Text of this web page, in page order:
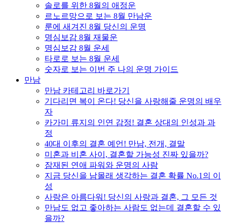
솔로를 위한 8월의 애정운
르노르망으로 보는 8월 만남운
룬에 새겨진 8월 당신의 운명
명심보감 8월 재물운
명심보감 8월 운세
타로로 보는 8월 운세
숫자로 보는 이번 주 나의 운명 가이드
만남
만남 카테고리 바로가기
기다리면 복이 온다! 당신을 사랑해줄 운명의 배우
자
카가미 류지의 인연 감정! 결혼 상대의 인성과 과
정
40대 이후의 결혼 예언! 만남, 전개, 결말
미혼과 비혼 사이, 결혼할 가능성 진짜 있을까?
잠재된 연애 파워와 운명의 사람
지금 당신을 남몰래 생각하는 결혼 확률 No.1의 이
성
사랑은 아름다워! 당신의 사랑과 결혼, 그 모든 것
만남도 없고 좋아하는 사람도 없는데 결혼할 수 있
을까?